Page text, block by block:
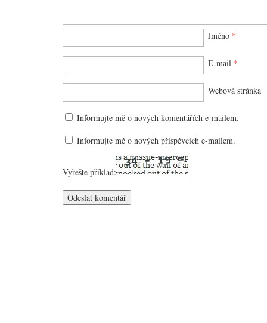
Jméno *
E-mail *
Webová stránka
Informujte mě o nových komentářích e-mailem.
Informujte mě o nových příspěvcích e-mailem.
Vyřešte příklad: